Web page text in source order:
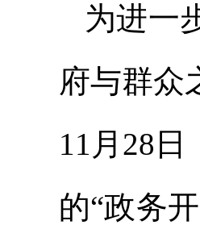
为进一
府与群众
11月28
的“政务